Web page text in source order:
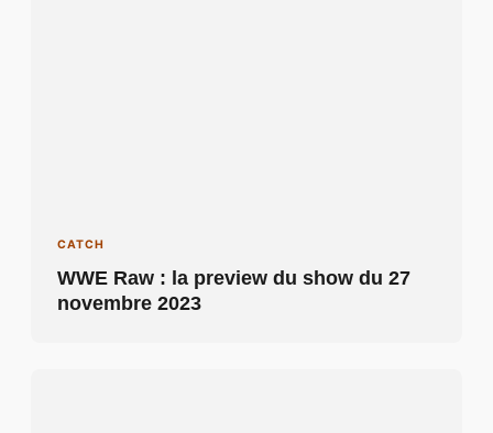
CATCH
WWE Raw : la preview du show du 27
novembre 2023